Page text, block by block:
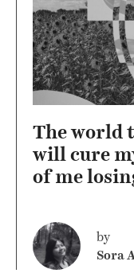
The world
will cure
of me
by
Sora